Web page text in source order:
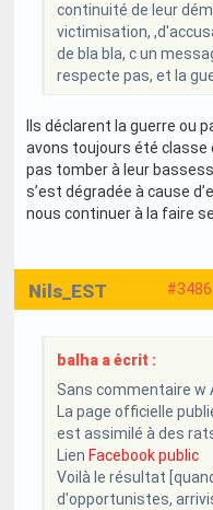
continuité de leur
victimisation,
de bla bla, c un
respecte pas, et la
Ils déclarent la guerre ou
avons toujours été classe
pas tomber à leur
s’est dégradée à cause
nous continuer à la faire
#3486
Nils_EST
balha a écrit :
Sans commentaire w
La page officielle
est assimilé à des
Lien Facebook public
Voilà le résultat
d'opportunistes,